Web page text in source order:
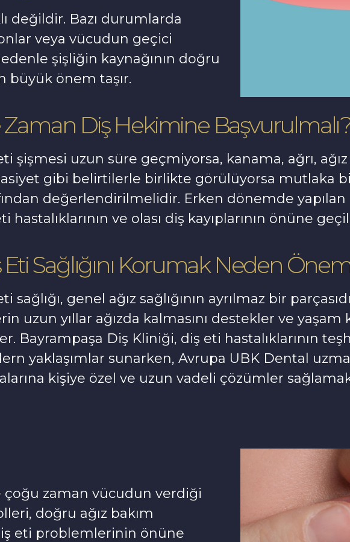
değildir. Bazı durumlarda
veya vücudun geçici
şişliğin kaynağının doğru
büyük önem taşır.
Zaman Diş Hekimine
şişmesi uzun süre geçmiyorsa, kanama, ağrı,
gibi belirtilerle birlikte görülüyorsa mutlaka
değerlendirilmelidir. Erken dönemde
hastalıklarının ve olası diş kayıplarının önüne
Eti Sağlığını Korumak Neden
sağlığı, genel ağız sağlığının ayrılmaz bir
uzun yıllar ağızda kalmasını destekler ve
Bayrampaşa Diş Kliniği, diş eti hastalıklarının
yaklaşımlar sunarken, Avrupa UBK Dental
kişiye özel ve uzun vadeli çözümler
zaman vücudun verdiği
doğru ağız bakım
eti problemlerinin önüne